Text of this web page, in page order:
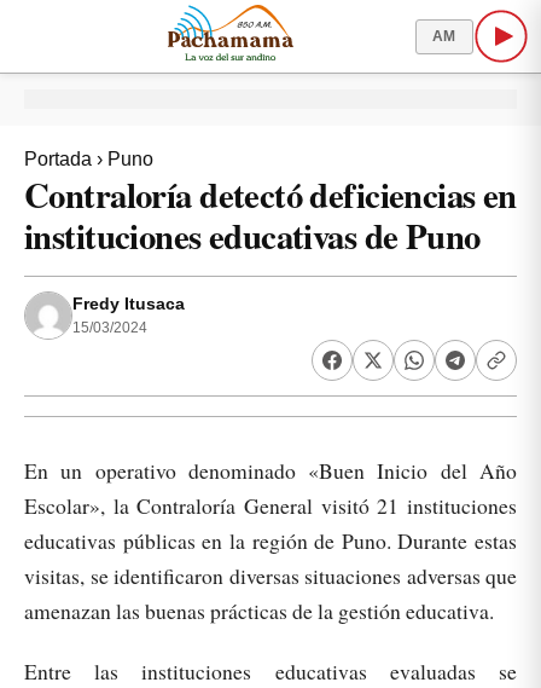
AM
Portada › Puno
Contraloría detectó deficiencias en
instituciones educativas de Puno
Fredy Itusaca
15/03/2024
En un operativo denominado «Buen Inicio del Año
Escolar», la Contraloría General visitó 21 instituciones
educativas públicas en la región de Puno. Durante estas
visitas, se identificaron diversas situaciones adversas que
amenazan las buenas prácticas de la gestión educativa.
Entre las instituciones educativas evaluadas se